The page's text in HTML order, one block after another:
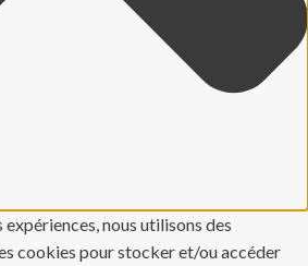
nous utilisons des
cookies pour stocker et/ou accéder